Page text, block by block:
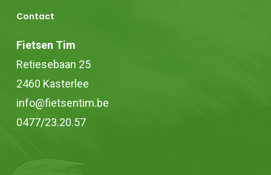
Contact
Fietsen Tim
Retiesebaan 25
2460 Kasterlee
info@fietsentim.be
0477/23.20.57